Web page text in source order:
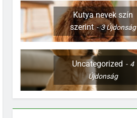
Kutya nevek szín
szerint
3Újdonság
Uncategorized
4
Újdonság